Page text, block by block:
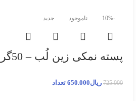
-10% ناموجود جدید
پسته نمکی زین لُب – 50گرم
725.000 ریال650.000 تعداد